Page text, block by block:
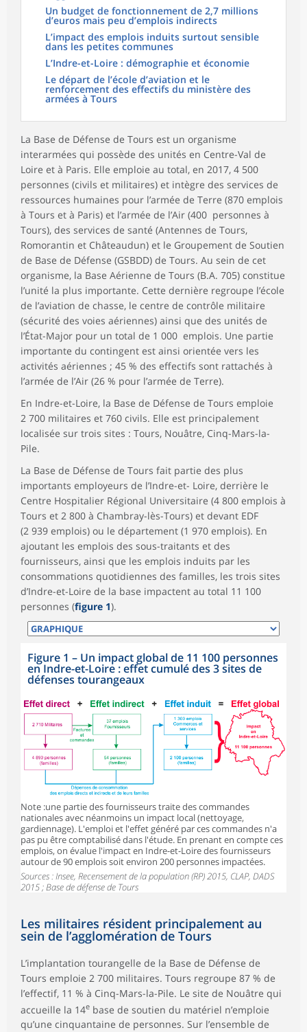
Un budget de fonctionnement de 2,7 millions
d’euros mais peu d’emplois indirects
L’impact des emplois induits surtout sensible
dans les petites communes
L’Indre-et-Loire : démographie et économie
Le départ de l’école d’aviation et le
renforcement des effectifs du ministère des
armées à Tours
La Base de Défense de Tours est un organisme
interarmées qui possède des unités en Centre-Val de
Loire et à Paris. Elle emploie au total, en 2017, 4 500
personnes (civils et militaires) et intègre des services de
ressources humaines pour l’armée de Terre (870 emplois
à Tours et à Paris) et l’armée de l’Air (400 personnes à
Tours), des services de santé (Antennes de Tours,
Romorantin et Châteaudun) et le Groupement de Soutien
de Base de Défense (GSBDD) de Tours. Au sein de cet
organisme, la Base Aérienne de Tours (B.A. 705) constitue
l’unité la plus importante. Cette dernière regroupe l’école
de l’aviation de chasse, le centre de contrôle militaire
(sécurité des voies aériennes) ainsi que des unités de
l’État-Major pour un total de 1 000 emplois. Une partie
importante du contingent est ainsi orientée vers les
activités aériennes ; 45 % des effectifs sont rattachés à
l’armée de l’Air (26 % pour l’armée de Terre).
En Indre-et-Loire, la Base de Défense de Tours emploie
2 700 militaires et 760 civils. Elle est principalement
localisée sur trois sites : Tours, Nouâtre, Cinq-Mars-la-
Pile.
La Base de Défense de Tours fait partie des plus
importants employeurs de l’Indre-et- Loire, derrière le
Centre Hospitalier Régional Universitaire (4 800 emplois à
Tours et 2 800 à Chambray-lès-Tours) et devant EDF
(2 939 emplois) ou le département (1 970 emplois). En
ajoutant les emplois des sous-traitants et des
fournisseurs, ainsi que les emplois induits par les
consommations quotidiennes des familles, les trois sites
d’Indre-et-Loire de la base impactent au total 11 100
personnes (figure 1).
Figure 1 – Un impact global de 11 100 personnes
en Indre-et-Loire : effet cumulé des 3 sites de
défenses tourangeaux
Note :une partie des fournisseurs traite des commandes
nationales avec néanmoins un impact local (nettoyage,
gardiennage). L'emploi et l'effet généré par ces commandes n'a
pas pu être comptabilisé dans l'étude. En prenant en compte ces
emplois, on évalue l'impact en Indre-et-Loire des fournisseurs
autour de 90 emplois soit environ 200 personnes impactées.
Sources : Insee, Recensement de la population (RP) 2015, CLAP, DADS
2015 ; Base de défense de Tours
Les militaires résident principalement au
sein de l’agglomération de Tours
L’implantation tourangelle de la Base de Défense de
Tours emploie 2 700 militaires. Tours regroupe 87 % de
l’effectif, 11 % à Cinq-Mars-la-Pile. Le site de Nouâtre qui
accueille la 14e base de soutien du matériel n’emploie
qu’une cinquantaine de personnes. Sur l’ensemble de